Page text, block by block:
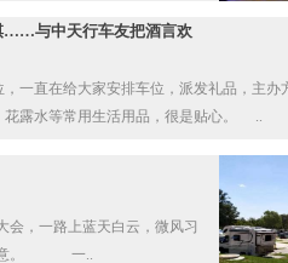
……与中天行车友把酒言欢
直在给大家安排车位，派发礼品，主办
，一路上蓝天白云，微风习
习，让人心情大好，吴工嘹亮的歌声缓解了旅途的倦意。 一..